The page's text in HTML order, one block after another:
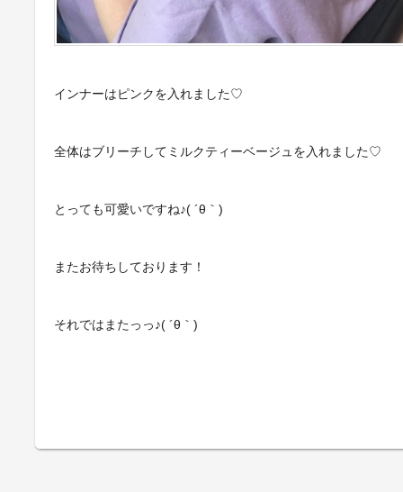
インナーはピンクを入れました♡
全体はブリーチしてミルクティーベージュを入れました♡
とっても可愛いですね♪( ´θ｀)
またお待ちしております！
それではまたっっ♪( ´θ｀)